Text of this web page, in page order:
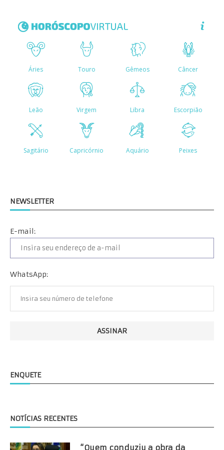
NEWSLETTER
E-mail:
WhatsApp:
ENQUETE
NOTÍCIAS RECENTES
“Quem conduziu a obra da